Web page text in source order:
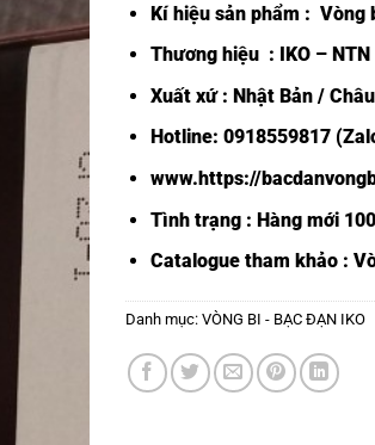
Kí hiệu sản phẩm : Vòng
Thương hiệu : IKO – NTN
Xuất xứ : Nhật Bản /
Hotline: 0918559817
www.https://
Tình trạng : Hàng mới
Catalogue tham khảo :
Danh mục: VÒNG BI - BẠC ĐẠN IKO